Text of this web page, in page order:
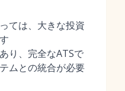
ては、大きな投資
り、完全なATSで
ムとの統合が必要